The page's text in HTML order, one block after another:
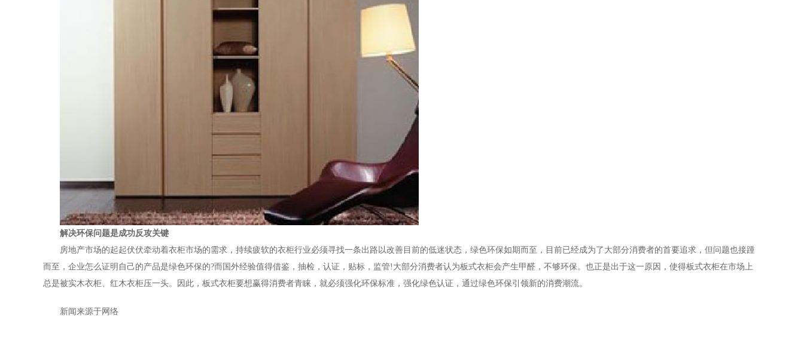
解决环保问题是成功反攻关键
房地产市场的起起伏伏牵动着衣柜市场的需求，持续疲软的衣柜行业必须寻找一条出路以改善目前的低迷状态，绿色环保如期而至，目前已经成为了大部分消费者的首要追求，但问题也接踵
而至，企业怎么证明自己的产品是绿色环保的?而国外经验值得借鉴，抽检，认证，贴标，监管!大部分消费者认为板式衣柜会产生甲醛，不够环保。也正是出于这一原因，使得板式衣柜在市场上
总是被实木衣柜、红木衣柜压一头。因此，板式衣柜要想赢得消费者青睐，就必须强化环保标准，强化绿色认证，通过绿色环保引领新的消费潮流。
新闻来源于网络